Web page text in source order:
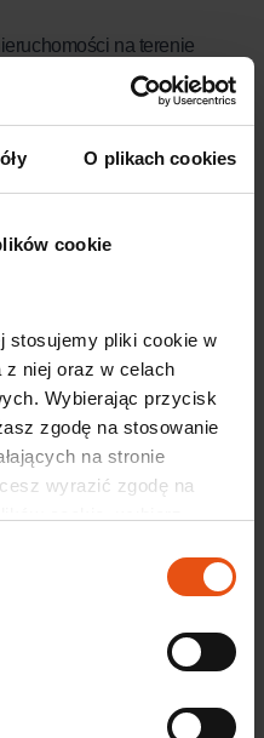
O plikach cookies
cookie
stosujemy pliki cookie w
z niej oraz w celach
Wybierając przycisk
zgodę na stosowanie
na stronie
wyrazić zgodę na
Twoich danych
Polityce prywatności.
na terenie
Legnickiej
(PDF, 123,36
KB)
Pobierz
umowy
(PDF,